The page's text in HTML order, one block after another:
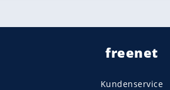
freenet
Kundenservice